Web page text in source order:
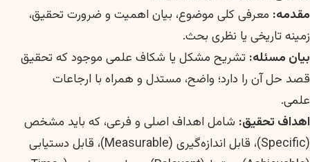
مقدمه: معرفی کلی موضوع، بیان اهمیت و ضرورت تحقیق،
زمینه تاریخی یا نظری بحث.
بیان مسئله: تشریح مشکل یا شکاف علمی موجود که تحقیق
قصد حل آن را دارد؛ واضح، مستدل و همراه با ارجاعات
علمی.
اهداف تحقیق: شامل اهداف اصلی و فرعی، که باید مشخص
(Specific)، قابل اندازه‌گیری (Measurable)، قابل دستیابی